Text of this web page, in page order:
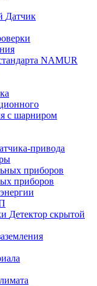
Датчик
NAMUR
с шарниром
привода
приборов
Детектор скрытой